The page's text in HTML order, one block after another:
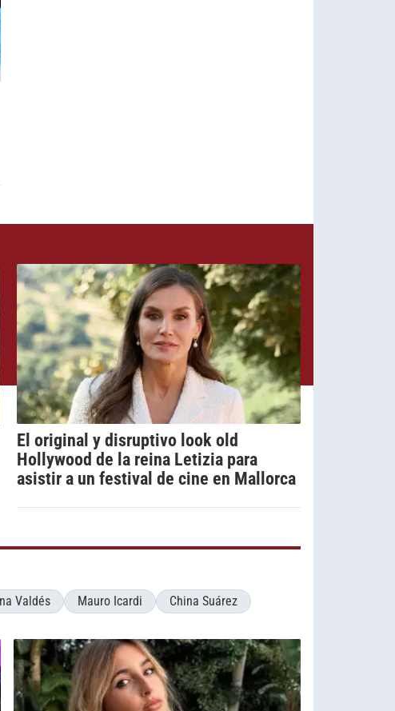
El original y disruptivo look old
Hollywood de la reina Letizia para
asistir a un festival de cine en Mallorca
Valdés Mauro Icardi China Suárez